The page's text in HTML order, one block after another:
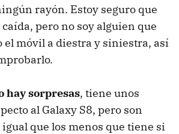
rayón. Estoy seguro que
pero no soy alguien que
el móvil a diestra y siniestra, así
hay sorpresas, tiene unos
al Galaxy S8, pero son
que los menos que tiene si